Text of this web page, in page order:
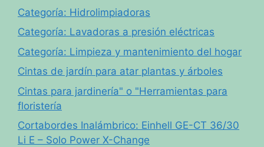
Categoría: Hidrolimpiadoras
Categoría: Lavadoras a presión eléctricas
Categoría: Limpieza y mantenimiento del hogar
Cintas de jardín para atar plantas y árboles
Cintas para jardinería" o "Herramientas para
floristería
Cortabordes Inalámbrico: Einhell GE-CT 36/30
Li E – Solo Power X-Change